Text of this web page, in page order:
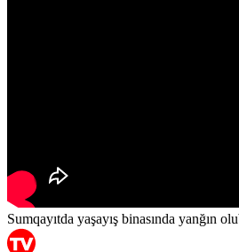
Sumqayıtda yaşayış binasında yanğın